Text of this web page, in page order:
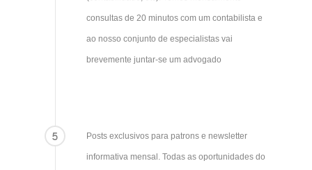
consultas de 20 minutos com um contabilista e
ao nosso conjunto de especialistas vai
brevemente juntar-se um advogado
5 Posts exclusivos para patrons e newsletter
informativa mensal. Todas as oportunidades do